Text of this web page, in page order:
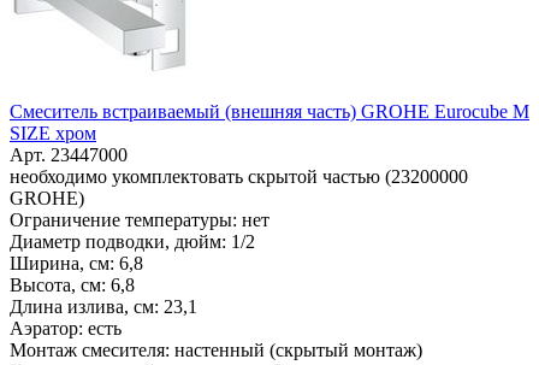
Смеситель встраиваемый (внешняя часть) GROHE Eurocube M
SIZE хром
Арт. 23447000
необходимо укомплектовать скрытой частью (23200000
GROHE)
Ограничение температуры: нет
Диаметр подводки, дюйм: 1/2
Ширина, см: 6,8
Высота, см: 6,8
Длина излива, см: 23,1
Аэратор: есть
Монтаж смесителя: настенный (скрытый монтаж)